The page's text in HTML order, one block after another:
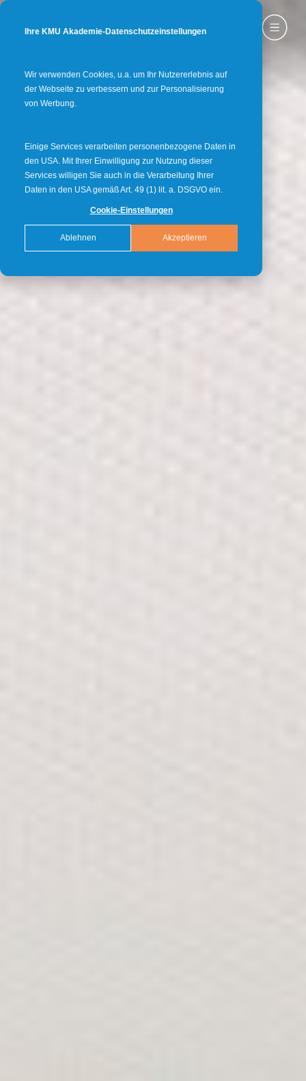
Ihre KMU Akademie-Datenschutzeinstellungen
Wir verwenden Cookies, u.a. um Ihr Nutzererlebnis auf
der Webseite zu verbessern und zur Personalisierung
von Werbung.
Einige Services verarbeiten personenbezogene Daten in
den USA. Mit Ihrer Einwilligung zur Nutzung dieser
Services willigen Sie auch in die Verarbeitung Ihrer
Daten in den USA gemäß Art. 49 (1) lit. a. DSGVO ein.
Cookie-Einstellungen
Akzeptieren
Ablehnen